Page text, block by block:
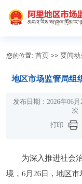
您的位置:首页 >>要闻动
地区市场监管局组
发布日期：2026年
打印
为深入推进社会
境，6月26日，地区